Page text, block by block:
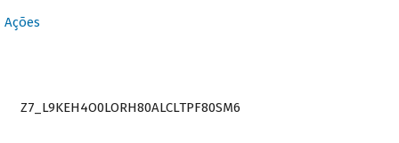
Ações
Z7_L9KEH4O0LORH80ALCLTPF80SM6